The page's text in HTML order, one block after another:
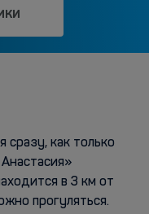
сразу, как только
в 3 км от
прогуляться.